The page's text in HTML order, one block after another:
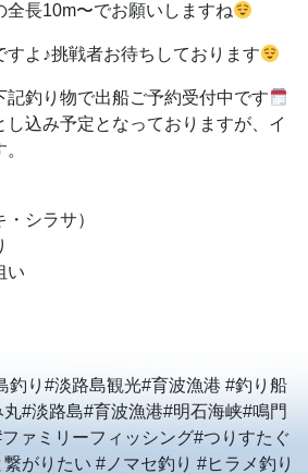
全長10m〜でお願いしますね
よ♪挑戦者お待ちしております
記釣り物で出船ご予約受付中です
し込み予定となっておりますが、イ
シラサ）
い
釣り#淡路島観光#育波漁港 #釣り船
#淡路島#育波漁港#明石海峡#鳴門
ァミリーフィッシング#つりすたぐ
がりたい #ノマセ釣り #ヒラメ釣り